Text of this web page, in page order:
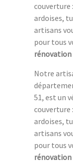
ardoises,
artisans
pour tous
rénovation
Notre
51, est un
ardoises,
artisans
pour tous
rénovation